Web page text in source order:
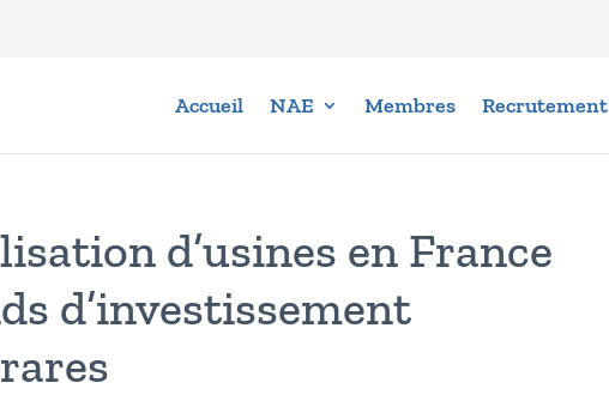
Accueil NAE Membres Recrutement
d’usines en France
d’investissement